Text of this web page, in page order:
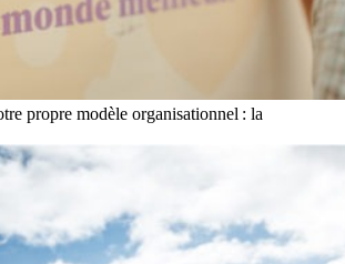
propre modèle organisationnel : la